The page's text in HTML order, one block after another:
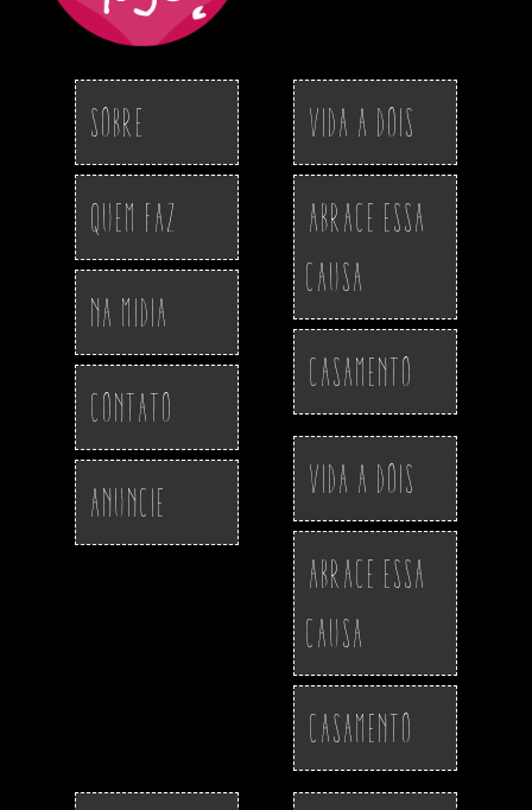
Sobre
Quem Faz
Na Midia
Contato
Anuncie
Vida a Dois
Abrace essa
Causa
Casamento
Vida a Dois
Abrace essa
Causa
Casamento